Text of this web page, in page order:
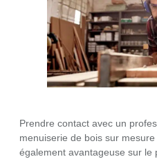
Prendre contact avec un
menuiserie de bois sur
également avantageuse sur le